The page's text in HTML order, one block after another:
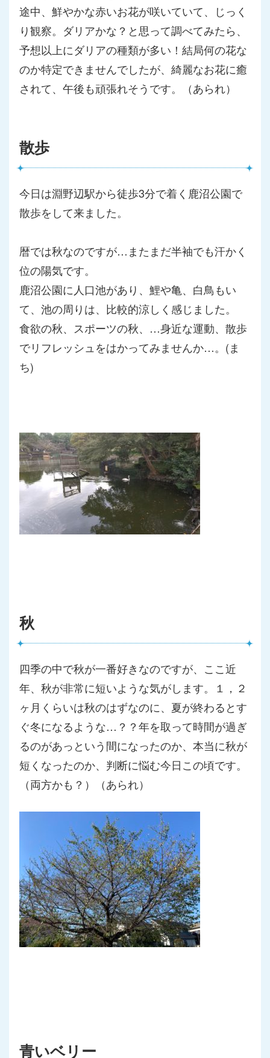
途中、鮮やかな赤いお花が咲いていて、じっく
り観察。 ダリアかな？と思って調べてみたら、
予想以上にダリアの種類が多い！ 結局何の花な
のか特定できませんでしたが、 綺麗なお花に癒
されて、午後も頑張れそうです。（あられ）
散歩
今日は淵野辺駅から徒歩3分で着く鹿沼公園で
散歩をして来ました。
暦では秋なのですが…またまだ半袖でも汗かく
位の陽気です。
鹿沼公園に人口池があり、鯉や亀、白鳥もい
て、池の周りは、 比較的涼しく感じました。
食欲の秋、スポーツの秋、…身近な運動、 散歩
でリフレッシュをはかってみませんか…。(ま
ち)
秋
四季の中で秋が一番好きなのですが、ここ近
年、 秋が非常に短いような気がします。１， ２
ヶ月くらいは秋のはずなのに、 夏が終わるとす
ぐ冬になるような…？？年を取って時間が過ぎ
るのがあっという間になったのか、 本当に秋が
短くなったのか、判断に悩む今日この頃です。
（両方かも？）（あられ）
青いベリー